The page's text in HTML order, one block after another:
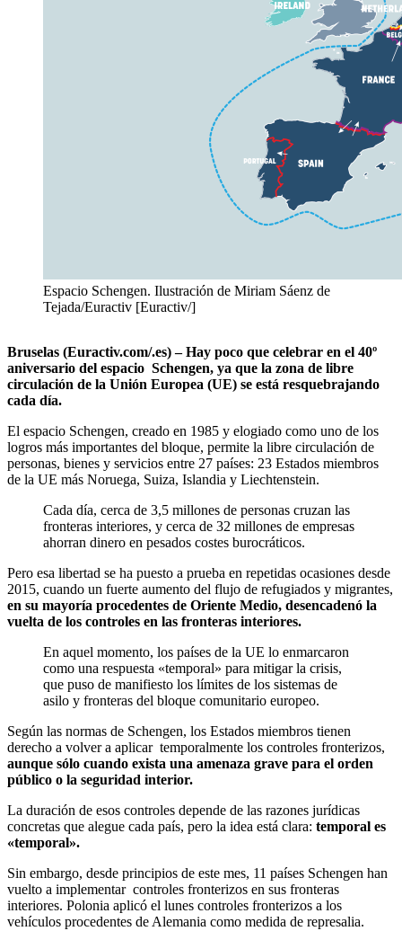
Espacio Schengen. Ilustración de Miriam Sáenz de
Tejada/Euractiv [Euractiv/]
Bruselas (Euractiv.com/.es) –Hay poco que celebrar en el 40º
aniversario del espacio Schengen, ya que la zona de libre
circulación de la Unión Europea (UE) se está resquebrajando
cada día.
El espacio Schengen, creado en 1985 y elogiado como uno de los
logros más importantes del bloque, permite la libre circulación de
personas, bienes y servicios entre 27 países: 23 Estados miembros
de la UE más Noruega, Suiza, Islandia y Liechtenstein.
Cada día, cerca de 3,5 millones de personas cruzan las
fronteras interiores, y cerca de 32 millones de empresas
ahorran dinero en pesados costes burocráticos.
Pero esa libertad se ha puesto a prueba en repetidas ocasiones desde
2015, cuando un fuerte aumento del flujo de refugiados y migrantes,
en su mayoría procedentes de Oriente Medio, desencadenó la
vuelta de los controles en las fronteras interiores.
En aquel momento, los países de la UE lo enmarcaron
como una respuesta «temporal» para mitigar la crisis,
que puso de manifiesto los límites de los sistemas de
asilo y fronteras del bloque comunitario europeo.
Según las normas de Schengen, los Estados miembros tienen
derecho a volver a aplicar temporalmente los controles fronterizos,
aunque sólo cuando exista una amenaza grave para el orden
público o la seguridad interior.
La duración de esos controles depende de las razones jurídicas
concretas que alegue cada país, pero la idea está clara: temporal es
«temporal».
Sin embargo, desde principios de este mes, 11 países Schengen han
vuelto a implementar controles fronterizos en sus fronteras
interiores. Polonia aplicó el lunes controles fronterizos a los
vehículos procedentes de Alemania como medida de represalia.